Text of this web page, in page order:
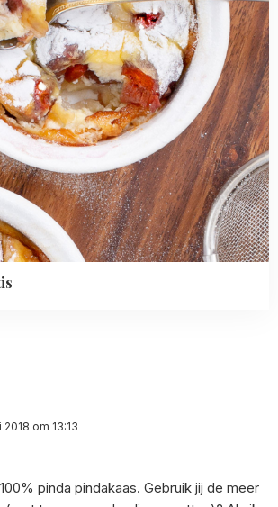
2018 om 13:13
pinda pindakaas. Gebruik jij de meer